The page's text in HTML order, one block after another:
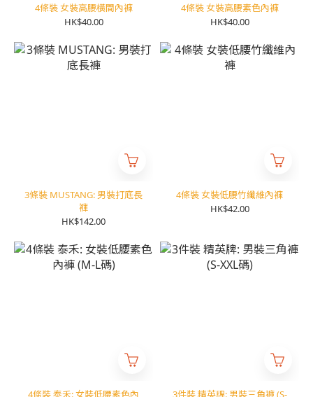
4條裝 女裝高腰橫間內褲
HK$40.00
4條裝 女裝高腰素色內褲
HK$40.00
3條裝 MUSTANG: 男裝打底長
褲
HK$142.00
4條裝 女裝低腰竹纖維內褲
HK$42.00
4條裝 泰禾: 女裝低腰素色內
3件裝 精英牌: 男裝三角褲 (S-